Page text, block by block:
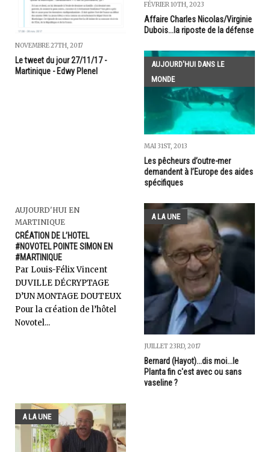
NOVEMBRE 27TH, 2017
Le tweet du jour 27/11/17 -
Martinique - Edwy Plenel
FÉVRIER 10TH, 2023
Affaire Charles Nicolas/Virginie
Dubois...la riposte de la défense
AUJOURD'HUI DANS LE
MONDE
MAI 31ST, 2013
Les pêcheurs d’outre-mer
demandent à l’Europe des aides
spécifiques
AUJOURD'HUI EN
MARTINIQUE
CRÉATION DE L’HOTEL
#NOVOTEL POINTE SIMON EN
#MARTINIQUE
Par Louis-Félix Vincent
DUVILLE DÉCRYPTAGE
D’UN MONTAGE DOUTEUX
Pour la création de l’hôtel
Novotel...
A LA UNE
JUILLET 23RD, 2017
Bernard (Hayot)...dis moi...le
Planta fin c'est avec ou sans
vaseline ?
A LA UNE